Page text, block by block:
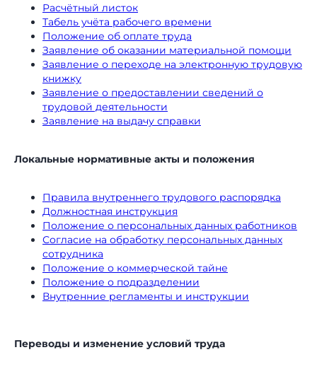
Расчётный листок
Табель учёта рабочего времени
Положение об оплате труда
Заявление об оказании материальной помощи
Заявление о переходе на электронную трудовую
книжку
Заявление о предоставлении сведений о
трудовой деятельности
Заявление на выдачу справки
Локальные нормативные акты и положения
Правила внутреннего трудового распорядка
Должностная инструкция
Положение о персональных данных работников
Согласие на обработку персональных данных
сотрудника
Положение о коммерческой тайне
Положение о подразделении
Внутренние регламенты и инструкции
Переводы и изменение условий труда